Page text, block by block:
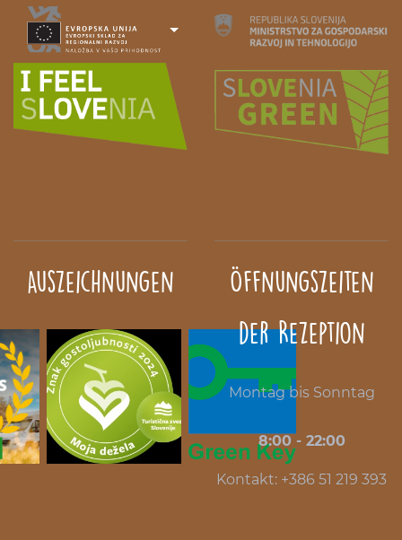
Auszeichnungen
Öffnungszeiten
der Rezeption
Montag bis Sonntag
8:00 - 22:00
Kontakt: +386 51 219 393